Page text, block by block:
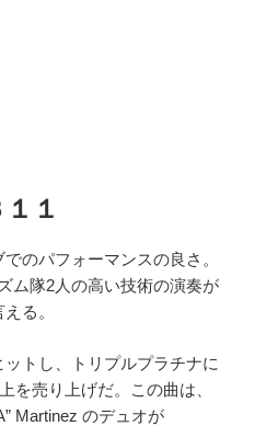
１
のパフォーマンスの良さ。
ム隊2人の高い技術の演奏が
る。
トし、トリプルプラチナに
を売り上げだ。この曲は、
Martinez のデュオが